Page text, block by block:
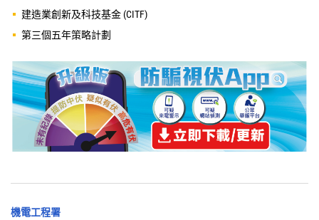
建造業創新及科技基金 (CITF)
第三個五年策略計劃
機電工程署